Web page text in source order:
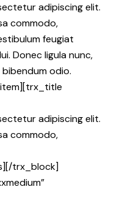
adipiscing elit.
commodo,
feugiat
Donec ligula nunc,
odio.
adipiscing elit.
commodo,
trx_block]